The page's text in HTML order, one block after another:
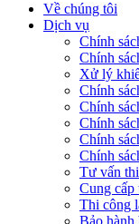
Về chúng tôi
Dịch vụ
Chính
Chính
Xử lý
Chính
Chính
Chính
Chính
Chính
Tư vấn
Cung cấp
Thi công
Bảo hành